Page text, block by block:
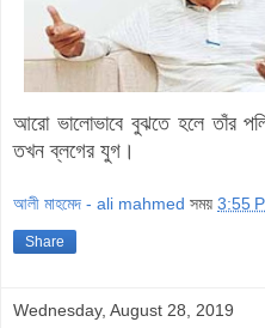
আরো ভালোভাবে বুঝতে হলে তাঁর
তখন ব্লগের যুগ।
আলী মাহমেদ - ali mahmed সময় 3:55
Share
Wednesday, August 28, 2019